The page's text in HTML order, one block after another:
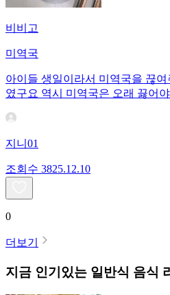
비비고
미역국
아이들 생일이라서 미역국을 끊
였구요 역시 미역국은 오래 끓어
지니01
조회수 3825.12.10
0
더보기
지금 인기있는 일반식 음식